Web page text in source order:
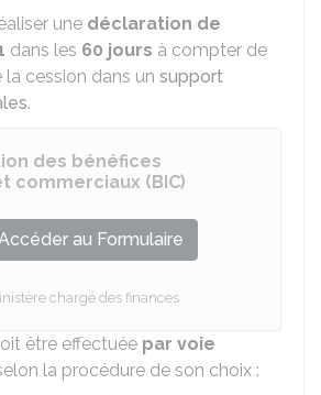
une déclaration de
dans les 60 jours à compter de
cession dans un support
.
des bénéfices
commerciaux (BIC)
au Formulaire
chargé des finances
être effectuée par voie
la procédure de son choix :